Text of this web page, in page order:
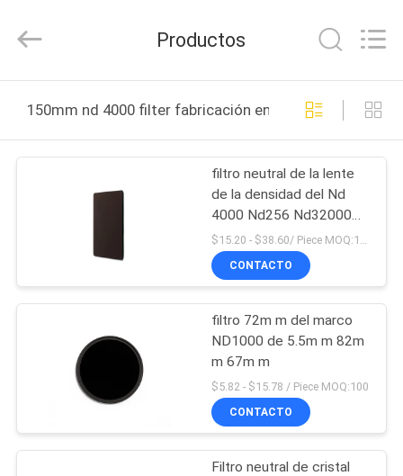
PRODUCTOS
NOSOTROS
VIAJE
FÁBRICA
CONTROL
Shadow
Technology
Rights
Productos
150mm nd 4000 filter fabricación en línea
filtro neutral de la lente
de la densidad del Nd
4000 Nd256 Nd32000
de 100x100m m
$15.20 - $38.60/ Piece MOQ:100
CONTACTO
filtro 72m m del marco
ND1000 de 5.5m m 82m
m 67m m
$5.82 - $15.78 / Piece MOQ:100
CONTACTO
Filtro neutral de cristal